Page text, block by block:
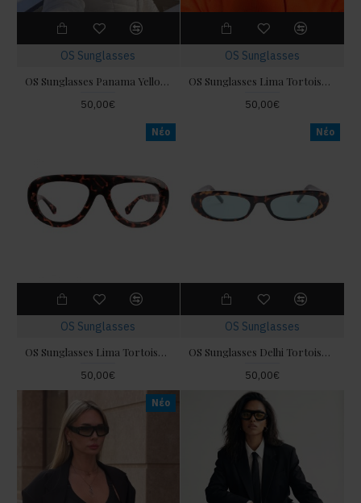
OS Sunglasses
OS Sunglasses Panama Yellow Γυαλιά Ηλίου
50,00€
OS Sunglasses
OS Sunglasses Lima Tortoise Blue Γυαλιά Ηλίου
50,00€
Νέο
OS Sunglasses
OS Sunglasses Lima Tortoise OPT Γυαλιά Ηλίου
50,00€
Νέο
OS Sunglasses
OS Sunglasses Delhi Tortoiseshell Blue Γυαλιά Ηλίου
50,00€
Νέο